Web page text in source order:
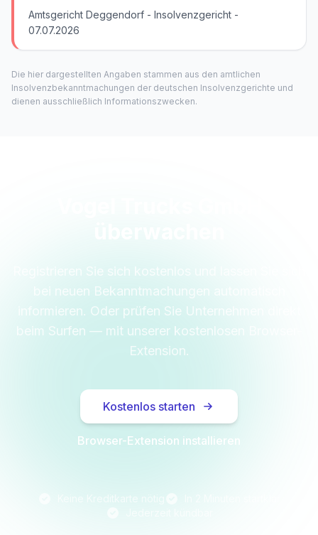
Amtsgericht Deggendorf - Insolvenzgericht -
07.07.2026
Die hier dargestellten Angaben stammen aus den amtlichen
Insolvenzbekanntmachungen der deutschen Insolvenzgerichte und
dienen ausschließlich Informationszwecken.
Registrieren Sie sich kostenlos und lassen Sie sich
bei neuen Bekanntmachungen automatisch
informieren. Oder prüfen Sie Unternehmen direkt
beim Surfen — mit unserer kostenlosen Browser-
Extension.
Kostenlos starten
Browser-Extension installieren